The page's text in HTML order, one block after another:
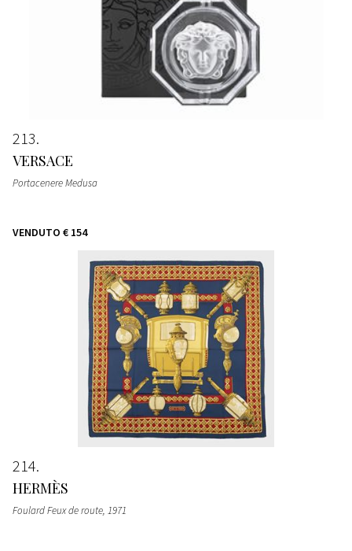
213
VERSACE
Portacenere Medusa
VENDUTO € 154
214
HERMÈS
Foulard Feux de route, 1971